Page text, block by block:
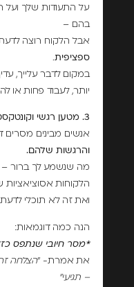
על התעודות שלך
בהם –
אבל הלקוח רוצה
ספציפית.
במקום לדבר עלייך,
יותר, לעבוד פחות או
3. מטען רגשי וקונטקסט אישי
אנשים מבינים מסרים
והרגשות שלהם.
מה שנשמע לך ברור –
הלקוחות אסוציאציות
ואת זה לא תוכלי
הנה כמה דוגמאות:
*מסר חיובי שנתפס
את אמרת- "הצלחה
– תגיעי"